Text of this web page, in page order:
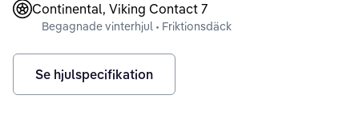
Continental, Viking Contact 7
Begagnade vinterhjul • Friktionsdäck
Se hjulspecifikation